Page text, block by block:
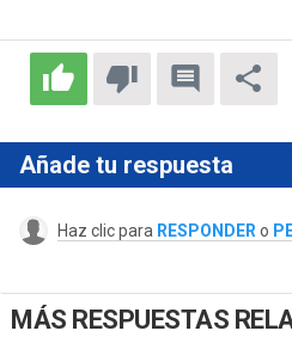
Añade tu respuesta
Haz clic para RESPONDER o
MÁS RESPUESTAS